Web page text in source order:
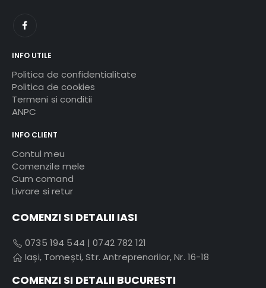
INFO UTILE
Politica de confidentialitate
Politica de cookies
Termeni si conditii
ANPC
INFO CLIENT
Contul meu
Comenzile mele
Cum comand
Livrare si retur
COMENZI SI DETALII IASI
0735 194 544 |0742 782 121
Iași, Tomești, Str. Antreprenorilor, Nr. 16-18
COMENZI SI DETALII BUCURESTI